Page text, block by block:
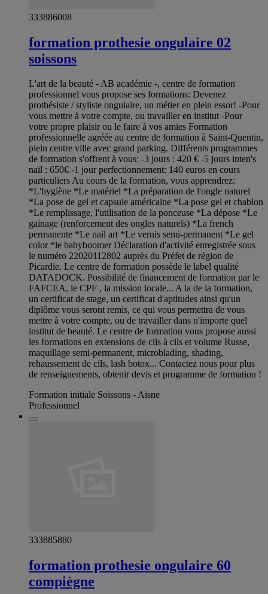
333886008
formation prothesie ongulaire 02
soissons
L'art de la beauté - AB académie -, centre de formation
professionnel vous propose ses formations: Devenez
prothésiste / styliste ongulaire, un métier en plein essor! -Pour
vous mettre à votre compte, ou travailler en institut -Pour
votre propre plaisir ou le faire à vos amies Formation
professionnelle agréée au centre de formation à Saint-Quentin,
plein centre ville avec grand parking. Différents programmes
de formation s'offrent à vous: -3 jours : 420 € -5 jours inten's
nail : 650€ -1 jour perfectionnement: 140 euros en cours
particuliers Au cours de la formation, vous apprendrez:
*L'hygiène *Le matériel *La préparation de l'ongle naturel
*La pose de gel et capsule américaine *La pose gel et chablon
*Le remplissage, l'utilisation de la ponceuse *La dépose *Le
gainage (renforcement des ongles naturels) *La french
permanente *Le nail art *Le vernis semi-permanent *Le gel
color *le babyboomer Déclaration d'activité enregistrée sous
le numéro 22020112802 auprès du Préfet de région de
Picardie. Le centre de formation possède le label qualité
DATADOCK. Possibilité de financement de formation par le
FAFCEA, le CPF , la mission locale... A la de la formation,
un certificat de stage, un certificat d'aptitudes ainsi qu'un
diplôme vous seront remis, ce qui vous permettra de vous
mettre à votre compte, ou de travailler dans n'importe quel
institut de beauté. Le centre de formation vous propose aussi
les formations en extensions de cils à cils et volume Russe,
maquillage semi-permanent, microblading, shading,
rehaussement de cils, lash botox... Contactez nous pour plus
de renseignements, obtenir devis et programme de formation !
Formation initiale Soissons - Aisne
Professionnel
333885880
formation prothesie ongulaire 60
compiègne